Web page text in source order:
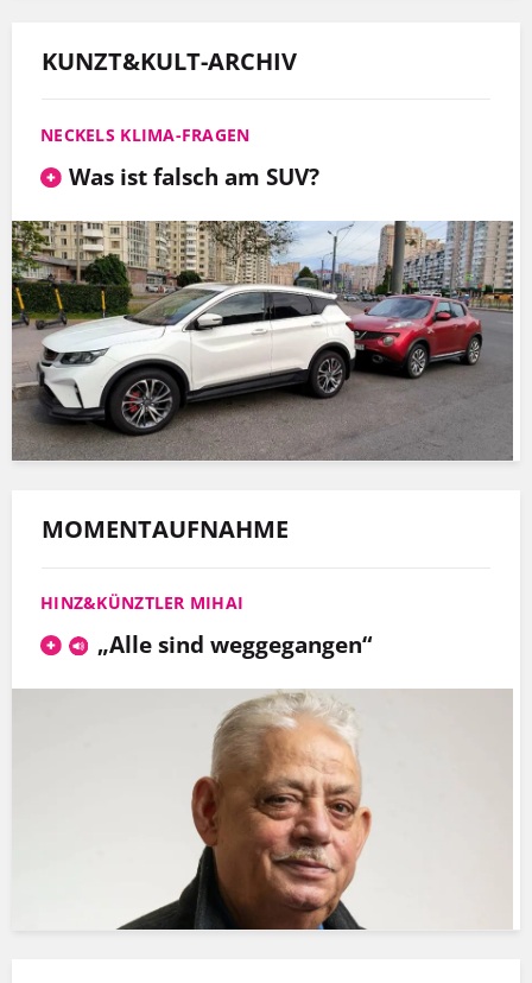
KUNZT&KULT-ARCHIV
NECKELS KLIMA-FRAGEN
Was ist falsch am SUV?
MOMENTAUFNAHME
HINZ&KÜNZTLER MIHAI
„Alle sind weggegangen“